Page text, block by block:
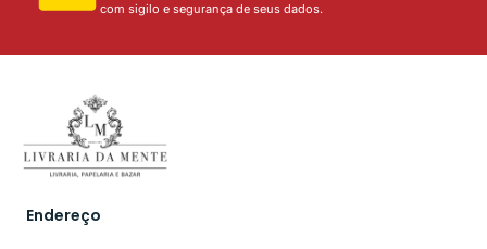
com sigilo e segurança de seus dados.
Endereço